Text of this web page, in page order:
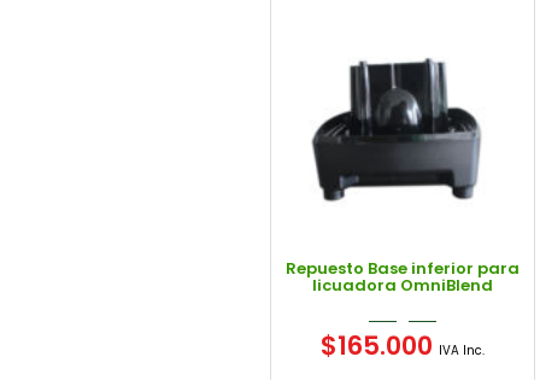
Repuesto Base inferior para
licuadora OmniBlend
$165.000 IVA Inc.